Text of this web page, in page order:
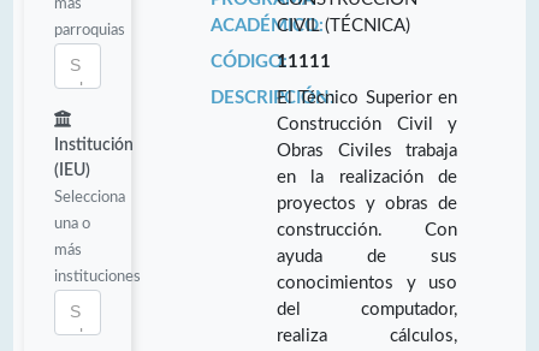
parroquias
Institución
(IEU)
Selecciona
una o
más
instituciones
ACADÉMICO:CIVIL (TÉCNICA)
CÓDIGO:11111
DESCRIPCIÓN:El Técnico Superior en
Construcción Civil y
Obras Civiles trabaja
en la realización de
proyectos y obras de
construcción. Con
ayuda de sus
conocimientos y uso
del computador,
realiza cálculos,